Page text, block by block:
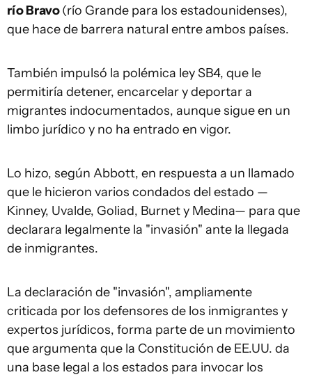
río Bravo(río Grande para los estadounidenses),
que hace de barrera natural entre ambos países.
También impulsó la polémica ley SB4, que le
permitiría detener, encarcelar y deportar a
migrantes indocumentados, aunque sigue en un
limbo jurídico y no ha entrado en vigor.
Lo hizo, según Abbott, en respuesta a un llamado
que le hicieron varios condados del estado —
Kinney, Uvalde, Goliad, Burnet y Medina— para que
declarara legalmente la "invasión" ante la llegada
de inmigrantes.
La declaración de "invasión", ampliamente
criticada por los defensores de los inmigrantes y
expertos jurídicos, forma parte de un movimiento
que argumenta que la Constitución de EE.UU. da
una base legal a los estados para invocar los